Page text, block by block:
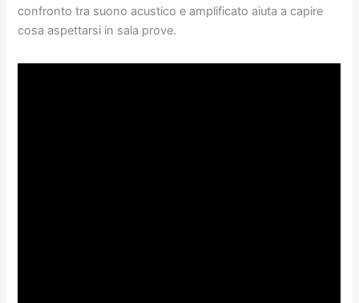
confronto tra suono acustico e amplificato aiuta a capire
cosa aspettarsi in sala prove.